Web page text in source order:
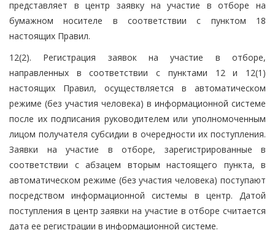
представляет в центр заявку на участие в отборе на
бумажном носителе в соответствии с пунктом 18
настоящих Правил.
12(2). Регистрация заявок на участие в отборе,
направленных в соответствии с пунктами 12 и 12(1)
настоящих Правил, осуществляется в автоматическом
режиме (без участия человека) в информационной системе
после их подписания руководителем или уполномоченным
лицом получателя субсидии в очередности их поступления.
Заявки на участие в отборе, зарегистрированные в
соответствии с абзацем вторым настоящего пункта, в
автоматическом режиме (без участия человека) поступают
посредством информационной системы в центр. Датой
поступления в центр заявки на участие в отборе считается
дата ее регистрации в информационной системе.